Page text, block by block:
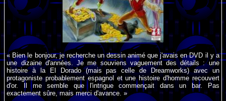
« Bien le bonjour, je recherche un dessin animé que j'avais en DVD il y a
une dizaine d'années. Je me souviens vaguement des détails : une
histoire à la El Dorado (mais pas celle de Dreamworks) avec un
protagoniste probablement espagnol et une histoire d'homme recouvert
d'or. Il me semble que l'intrigue commençait dans un bar. Pas
exactement sûre, mais merci d'avance. »